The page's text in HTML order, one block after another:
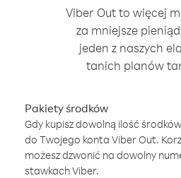
Viber Out to więcej
za mniejsze
jeden z naszych
tanich planów
Pakiety środków
Gdy kupisz dowolną ilość
do Twojego konta Viber Out.
możesz dzwonić na dowolny
stawkach Viber.